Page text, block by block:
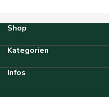
Shop
Kategorien
Infos